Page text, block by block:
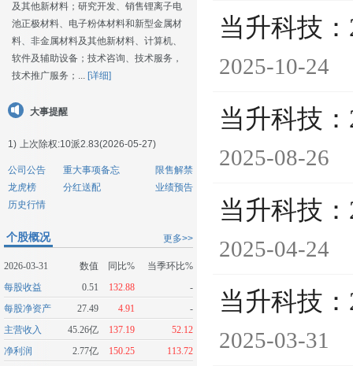
及其他新材料；研究开发、销售锂离子电
池正极材料、电子粉体材料和新型金属材
料、非金属材料及其他新材料、计算机、
软件及辅助设备；技术咨询、技术服务，
技术推广服务；... [详细]
大事提醒
1) 上次除权:10派2.83(2026-05-27)
公司公告 重大事项备忘
限售解禁
龙虎榜
分红送配
业绩预告
历史行情
更多>>
个股概况
2026-03-31 数值 同比%
当季环比%
每股收益
0.51 132.88
-
每股净资产
27.49 4.91
-
主营收入
45.26亿 137.19
52.12
净利润
2.77亿 150.25
113.72
当升科技
2025-10-24
当升科技
2025-08-26
当升科技
2025-04-24
当升科技
2025-03-31